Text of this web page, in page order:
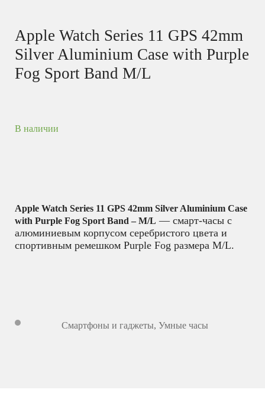
Apple Watch Series 11 GPS 42mm
Silver Aluminium Case with Purple
Fog Sport Band M/L
В наличии
Apple Watch Series 11 GPS 42mm Silver Aluminium Case
with Purple Fog Sport Band – M/L — смарт-часы с
алюминиевым корпусом серебристого цвета и
спортивным ремешком Purple Fog размера M/L.
Смартфоны и гаджеты, Умные часы